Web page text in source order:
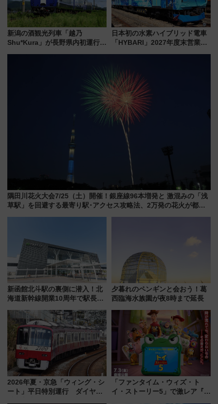
新潟の酒観光列車「越乃
Shu*Kura」が長野県内初運行！
日本初の水素ハイブリッド電車
「HYBARI」2027年度末営業運
隅田川花火大会7/25（土）開催！銀座線96本増発と 激混みの「浅
草駅」を回避する最寄り駅･アクセス攻略法、2万発の花火が都心
新函館北斗駅の裏側に潜入！北
海道新幹線開業10周年で駅長
ト 参加方法や体験内容を紹介
夕暮れのペンギンと会おう！葛
西臨海水族園が夜8時まで延長
2026年夏・京急「ウィング・シ
ート」平日特別運行 ダイヤ・
「ファンタイム・ウィズ・ト
イ・ストーリー5」で激レア『ロ